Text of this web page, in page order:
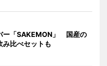
ー「SAKEMON」 国産の
み比べセットも